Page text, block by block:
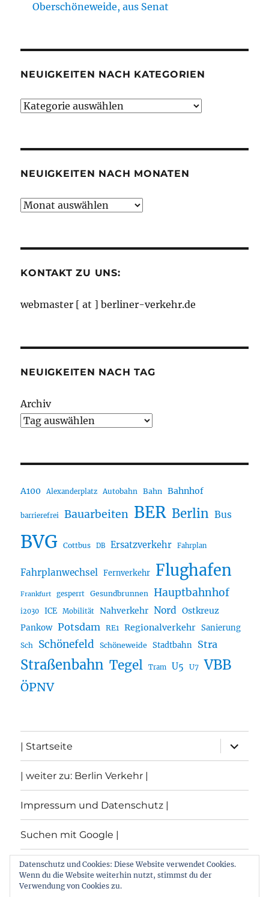
Oberschöneweide, aus Senat
NEUIGKEITEN NACH KATEGORIEN
Neuigkeiten
NEUIGKEITEN NACH MONATEN
Neuigkeiten
KONTAKT ZU UNS:
webmaster [ at ] berliner-verkehr.de
NEUIGKEITEN NACH TAG
Archiv
A100 Alexanderplatz Autobahn Bahn Bahnhof
barrierefrei Bauarbeiten BER Berlin Bus
BVG Cottbus DB Ersatzverkehr Fahrplan
Fahrplanwechsel Fernverkehr Flughafen
Frankfurt gesperrt Gesundbrunnen Hauptbahnhof
i2030 ICE Mobilität Nahverkehr Nord Ostkreuz
Pankow Potsdam RE1 Regionalverkehr Sanierung
Sch Schönefeld Schöneweide Stadtbahn Stra
Straßenbahn Tegel Tram U5 U7 VBB
ÖPNV
| Startseite
öffnen
| weiter zu: Berlin Verkehr |
Impressum und Datenschutz |
Suchen mit Google |
Themen
Datenschutz und Cookies: Diese Website verwendet Cookies.
Wenn du die Website weiterhin nutzt, stimmst du der
Verwendung von Cookies zu.